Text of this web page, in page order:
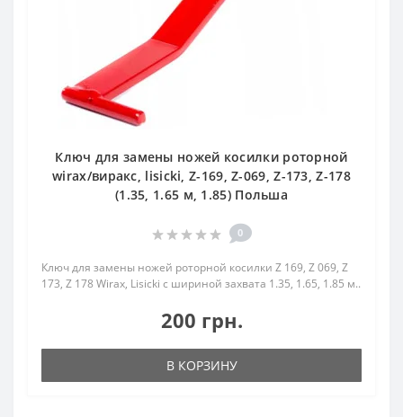
Ключ для замены ножей косилки роторной
wirax/виракс, lisicki, Z-169, Z-069, Z-173, Z-178
(1.35, 1.65 м, 1.85) Польша
0
Ключ для замены ножей роторной косилки Z 169, Z 069, Z
173, Z 178 Wirax, Lisicki с шириной захвата 1.35, 1.65, 1.85 м..
200 грн.
В КОРЗИНУ